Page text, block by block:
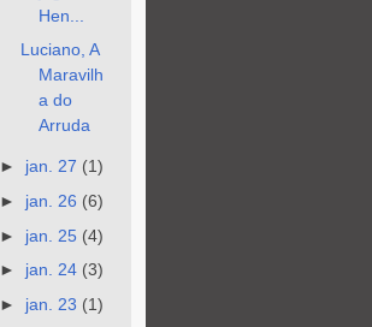
Hen...
Luciano, A
Maravilh
a do
Arruda
► jan. 27 (1)
► jan. 26 (6)
► jan. 25 (4)
► jan. 24 (3)
► jan. 23 (1)